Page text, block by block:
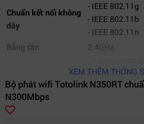
Chuẩn kết nối không
dây
- IEEE 802.11g
- IEEE 802.11b
- IEEE 802.11n
Băng tần
2.4GHz
Tốc độ
300Mbps
- 2.4GHz IEEE
- 2.4GHz IEEE
XEM THÊM THÔNG
Bộ phát wifi Totolink N350RT
N300Mbps